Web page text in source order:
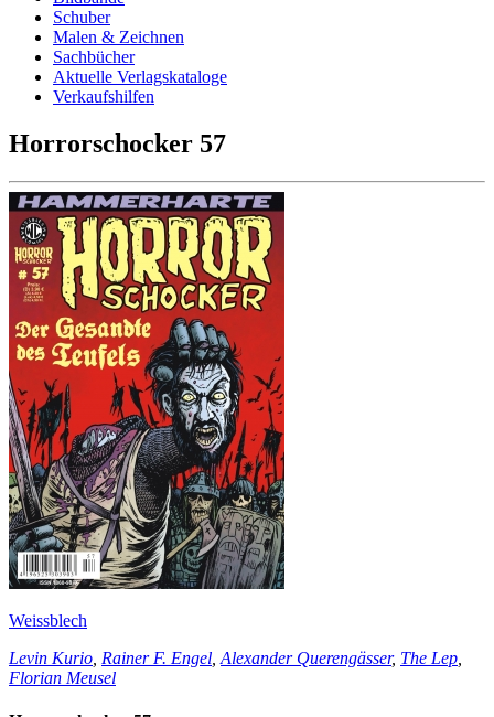
Schuber
Malen & Zeichnen
Sachbücher
Aktuelle Verlagskataloge
Verkaufshilfen
Horrorschocker 57
Weissblech
Levin Kurio Rainer F. Engel Alexander Querengässer, The Lep
Florian Meusel